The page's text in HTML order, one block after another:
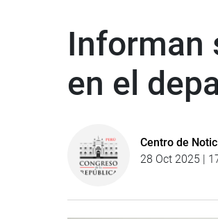
Informan
en el
Centro de
28 Oct 2025 |